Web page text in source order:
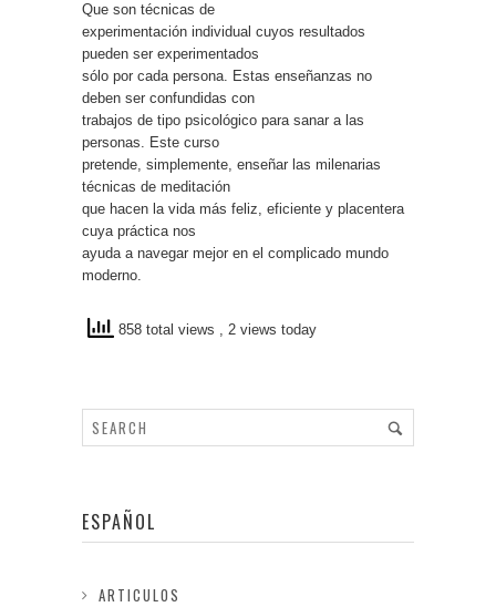
Que son técnicas de
experimentación individual cuyos resultados
pueden ser experimentados
sólo por cada persona. Estas enseñanzas no
deben ser confundidas con
trabajos de tipo psicológico para sanar a las
personas. Este curso
pretende, simplemente, enseñar las milenarias
técnicas de meditación
que hacen la vida más feliz, eficiente y placentera
cuya práctica nos
ayuda a navegar mejor en el complicado mundo
moderno.
858 total views , 2 views today
ESPAÑOL
ARTICULOS